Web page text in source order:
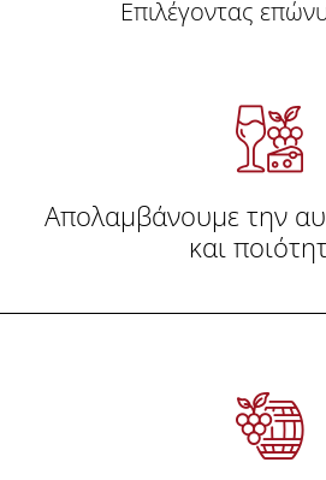
Επιλέγοντας
Απολαμβάνουμε την
και